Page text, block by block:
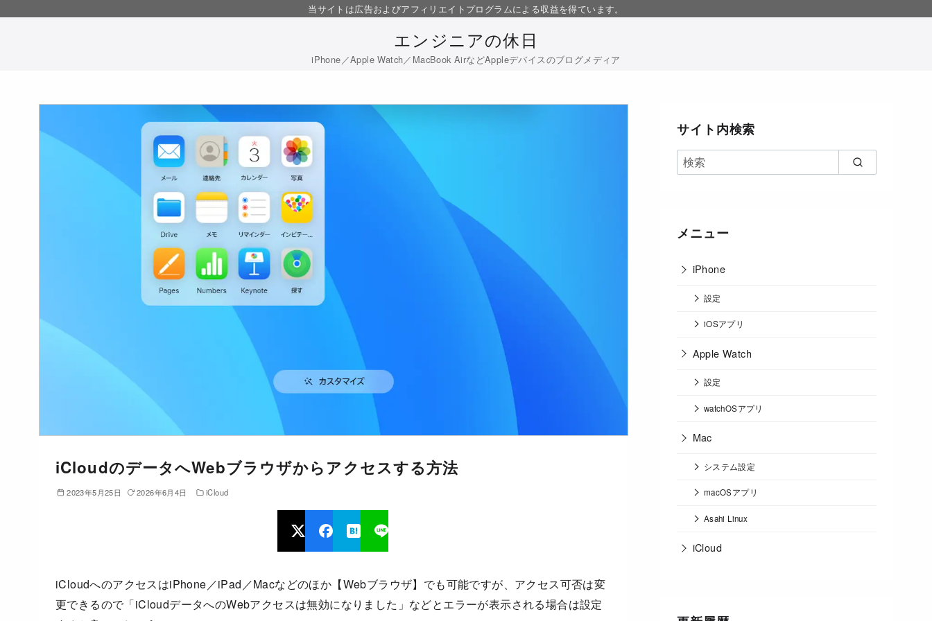
当サイトは広告およびアフィリエイトプログラムによる収益を得ています。
エンジニアの休日
iPhone／Apple Watch／MacBook AirなどAppleデバイスのブログメディア
iCloudのデータへWebブラウザからアクセスする方法
2023年5月25日 2026年6月4日 iCloud
iCloudへのアクセスはiPhone／iPad／Macなどのほか【Webブラウザ】でも可能ですが、アクセス可否は変
更できるので「iCloudデータへのWebアクセスは無効になりました」などとエラーが表示される場合は設定
サイト内検索
メニュー
iPhone
設定
iOSアプリ
Apple Watch
設定
watchOSアプリ
Mac
システム設定
macOSアプリ
Asahi Linux
iCloud